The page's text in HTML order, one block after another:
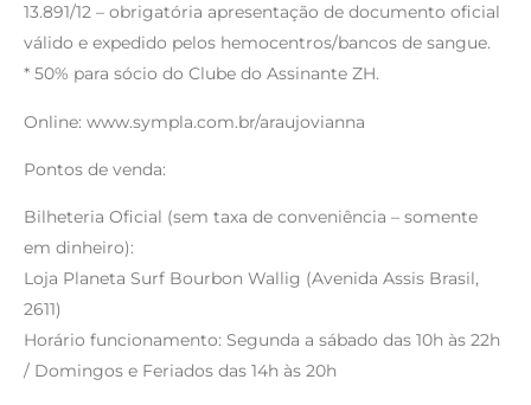
13.891/12 – obrigatória apresentação de documento oficial
válido e expedido pelos hemocentros/bancos de sangue.
* 50% para sócio do Clube do Assinante ZH.
Online: www.sympla.com.br/araujovianna
Pontos de venda:
Bilheteria Oficial (sem taxa de conveniência – somente
em dinheiro):
Loja Planeta Surf Bourbon Wallig (Avenida Assis Brasil,
2611)
Horário funcionamento: Segunda a sábado das 10h às 22h
/ Domingos e Feriados das 14h às 20h